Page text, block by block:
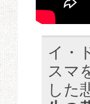
イ・
スマ
した